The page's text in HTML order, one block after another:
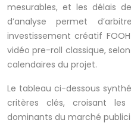
mesurables, et les délais
d’analyse permet
investissement créatif
vidéo pre-roll classique,
calendaires du projet.
Le tableau ci-dessous
critères clés, croisant
dominants du marché